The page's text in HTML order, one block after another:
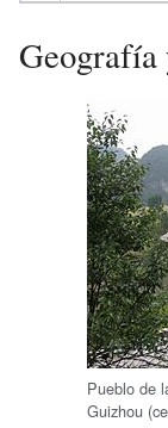
Pueblo de
Guizhou